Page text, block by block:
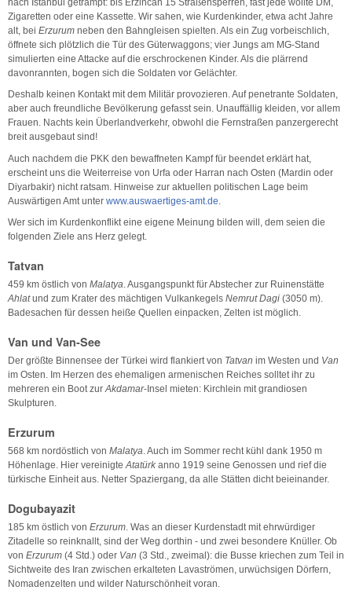
Zigaretten oder eine Kassette. Wir sahen, wie Kurdenkinder, etwa acht Jahre
alt, bei Erzurum neben den Bahngleisen spielten. Als ein Zug vorbeischlich,
öffnete sich plötzlich die Tür des Güterwaggons; vier Jungs am MG-Stand
simulierten eine Attacke auf die erschrockenen Kinder. Als die plärrend
davonrannten, bogen sich die Soldaten vor Gelächter.
Deshalb keinen Kontakt mit dem Militär provozieren. Auf penetrante Soldaten,
aber auch freundliche Bevölkerung gefasst sein. Unauffällig kleiden, vor allem
Frauen. Nachts kein Überlandverkehr, obwohl die Fernstraßen panzergerecht
breit ausgebaut sind!
Auch nachdem die PKK den bewaffneten Kampf für beendet erklärt hat,
erscheint uns die Weiterreise von Urfa oder Harran nach Osten (Mardin oder
Diyarbakir) nicht ratsam. Hinweise zur aktuellen politischen Lage beim
Auswärtigen Amt unter www.auswaertiges-amt.de
Wer sich im Kurdenkonflikt eine eigene Meinung bilden will, dem seien die
folgenden Ziele ans Herz gelegt.
Tatvan
459 km östlich von Malatya. Ausgangspunkt für Abstecher zur Ruinenstätte
Ahlatund zum Krater des mächtigen Vulkankegels Nemrut Dagi (3050 m).
Badesachen für dessen heiße Quellen einpacken, Zelten ist möglich.
Van und Van-See
Der größte Binnensee der Türkei wird flankiert von Tatvan im Westen und Van
im Osten. Im Herzen des ehemaligen armenischen Reiches solltet ihr zu
mehreren ein Boot zurAkdamar-Insel mieten: Kirchlein mit grandiosen
Skulpturen.
Erzurum
568 km nordöstlich von Malatya. Auch im Sommer recht kühl dank 1950 m
Höhenlage. Hier vereinigteAtatürk anno 1919 seine Genossen und rief die
türkische Einheit aus. Netter Spaziergang, da alle Stätten dicht beieinander.
Dogubayazit
185 km östlich von Erzurum. Was an dieser Kurdenstadt mit ehrwürdiger
Zitadelle so reinknallt, sind der Weg dorthin - und zwei besondere Knüller. Ob
von Erzurum (4 Std.) oder Van (3 Std., zweimal): die Busse kriechen zum Teil in
Sichtweite des Iran zwischen erkalteten Lavaströmen, urwüchsigen Dörfern,
Nomadenzelten und wilder Naturschönheit voran.